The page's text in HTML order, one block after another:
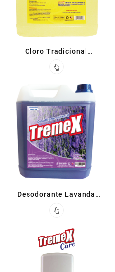
Cloro Tradicional
Concentrado 5 L
Desodorante Lavanda
Ambiental 5 L